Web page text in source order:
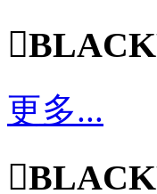

更多...
